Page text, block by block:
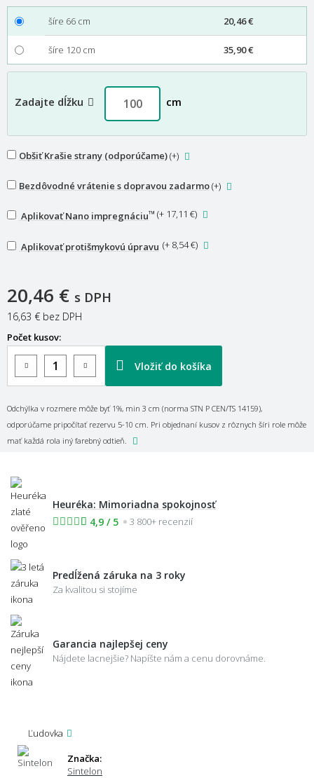
šíre 66 cm 20,46 €
šíre 120 cm 35,90 €
Zadajte dĺžku cm
Obšiť Krašie strany (odporúčame)(+)
Aplikovať Nano impregnáciu™ (+ 17,11 €)
Aplikovať protišmykovú úpravu (+ 8,54 €)
Bezdôvodné vrátenie s dopravou zadarmo(+)
20,46 € s DPH
16,63 € bez DPH
Počet kusov:
Vložiť do košíka
Odchýlka v rozmere môže byť 1%, min 3 cm (norma STN P CEN/TS 14159),
odporúčame pripočítať rezervu 5-10 cm. Pri objednaní kusov z rôznych šíri role môže
mať každá rola iný farebný odtieň.
Heuréka: Mimoriadna spokojnosť
4,9 / 5
3 800+ recenzií
Predĺžená záruka na 3 roky
Za kvalitou si stojíme
Garancia najlepšej ceny
Nájdete lacnejšie? Napíšte nám a cenu dorovnáme.
Ľudovka
Značka:
Sintelon